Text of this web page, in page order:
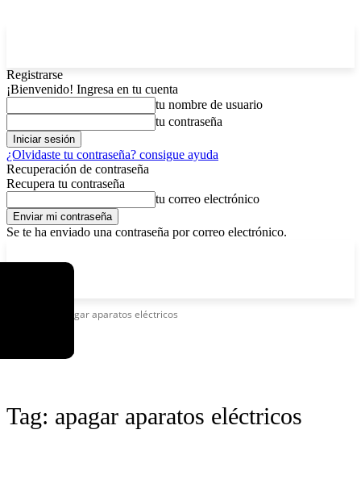
Registrarse
¡Bienvenido! Ingresa en tu cuenta
tu nombre de usuario
tu contraseña
¿Olvidaste tu contraseña? consigue ayuda
Recuperación de contraseña
Recupera tu contraseña
tu correo electrónico
Se te ha enviado una contraseña por correo electrónico.
Apagar aparatos eléctricos
Tag: apagar aparatos eléctricos